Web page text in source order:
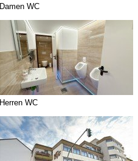
Damen WC
Herren WC